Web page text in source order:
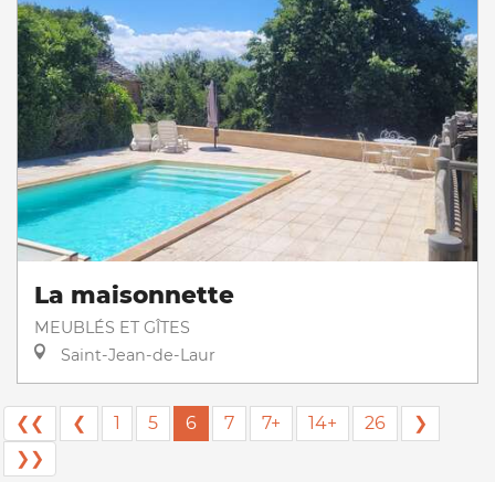
La maisonnette
MEUBLÉS ET GÎTES
Saint-Jean-de-Laur
❮❮ ❮ 1 5 6 7 7+ 14+ 26
❯
❯❯